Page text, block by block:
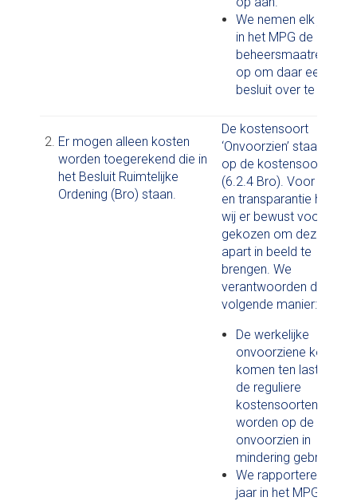
We nemen elk
in het MPG de
beheersmaatregelen
op om daar een
besluit over te
Er mogen alleen kosten
worden toegerekend die in
het Besluit Ruimtelijke
Ordening (Bro) staan.
De kostensoort
‘Onvoorzien’ staat niet
op de kostensoortenlijst
(6.2.4 Bro). Voor sturing
en transparantie hebben
wij er bewust voor
gekozen om deze post
apart in beeld te
brengen. We
verantwoorden dit op
volgende manier:
De werkelijke
onvoorziene kosten
komen ten laste van
de reguliere
kostensoorten en
worden op de post
onvoorzien in
mindering gebracht.
We rapporteren elk
jaar in het MPG over